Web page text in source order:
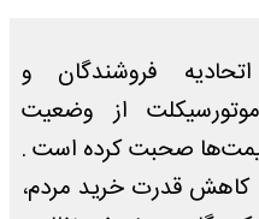
فروشندگان و
از وضعیت
قیمت‌ها صحبت کرده است .
کاهش قدرت خرید مردم،